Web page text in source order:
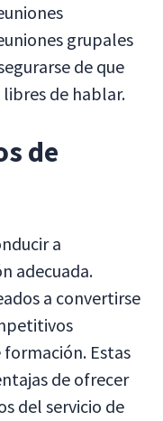
grupales
de que
de hablar.
de
a
adecuada.
a convertirse
Estas
de ofrecer
del servicio de